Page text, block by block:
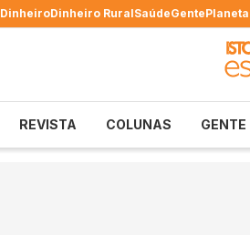
DinheiroDinheiro RuralSaúdeGentePlaneta
REVISTA COLUNAS GENTE